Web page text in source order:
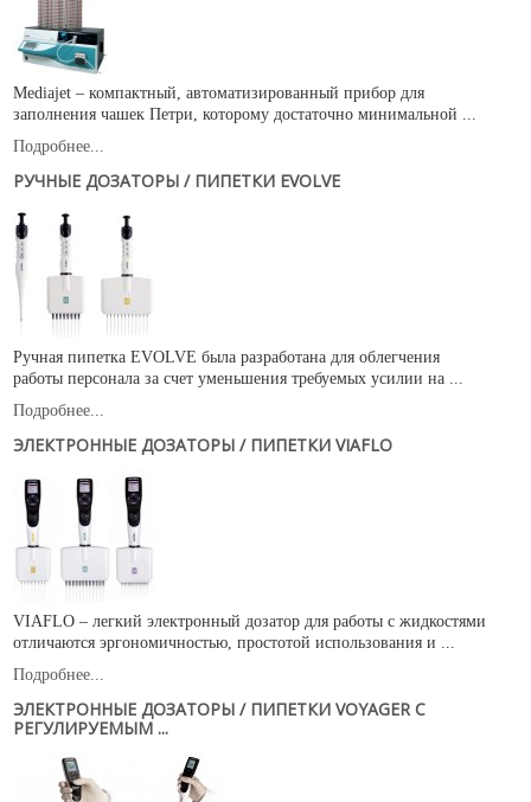
Mediajet – компактный, автоматизированный прибор для
заполнения чашек Петри, которому достаточно минимальной ...
Подробнее...
РУЧНЫЕ ДОЗАТОРЫ / ПИПЕТКИ EVOLVE
Ручная пипетка EVOLVE была разработана для облегчения
работы персонала за счет уменьшения требуемых усилии на ...
Подробнее...
ЭЛЕКТРОННЫЕ ДОЗАТОРЫ / ПИПЕТКИ VIAFLO
VIAFLO – легкий электронный дозатор для работы с жидкостями
отличаются эргономичностью, простотой использования и ...
Подробнее...
ЭЛЕКТРОННЫЕ ДОЗАТОРЫ / ПИПЕТКИ VOYAGER С
РЕГУЛИРУЕМЫМ ...